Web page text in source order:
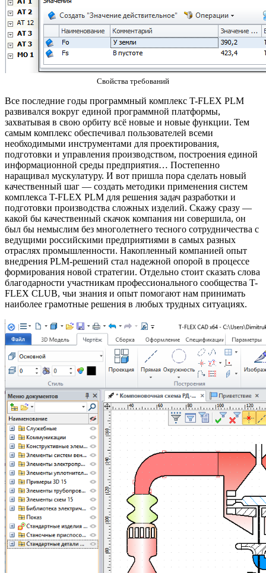
Свойства требований
Все последние годы программный комплекс T-FLEX PLM
развивался вокруг единой программной платформы,
захватывая в свою орбиту всё новые и новые функции. Тем
самым комплекс обеспечивал пользователей всеми
необходимыми инструментами для проектирования,
подготовки и управления производством, построения единой
информационной среды предприятия… Постепенно
наращивал мускулатуру. И вот пришла пора сделать новый
качественный шаг — создать методики применения систем
комплекса T-FLEX PLM для решения задач разработки и
подготовки производства сложных изделий. Скажу сразу —
какой бы качественный скачок компания ни совершила, он
был бы немыслим без многолетнего тесного сотрудничества с
ведущими российскими предприятиями в самых разных
отраслях промышленности. Накопленный компанией опыт
внедрения PLM-решений стал надежной опорой в процессе
формирования новой стратегии. Отдельно стоит сказать слова
благодарности участникам профессионального сообщества T-
FLEX CLUB, чьи знания и опыт помогают нам принимать
наиболее грамотные решения в любых трудных ситуациях.